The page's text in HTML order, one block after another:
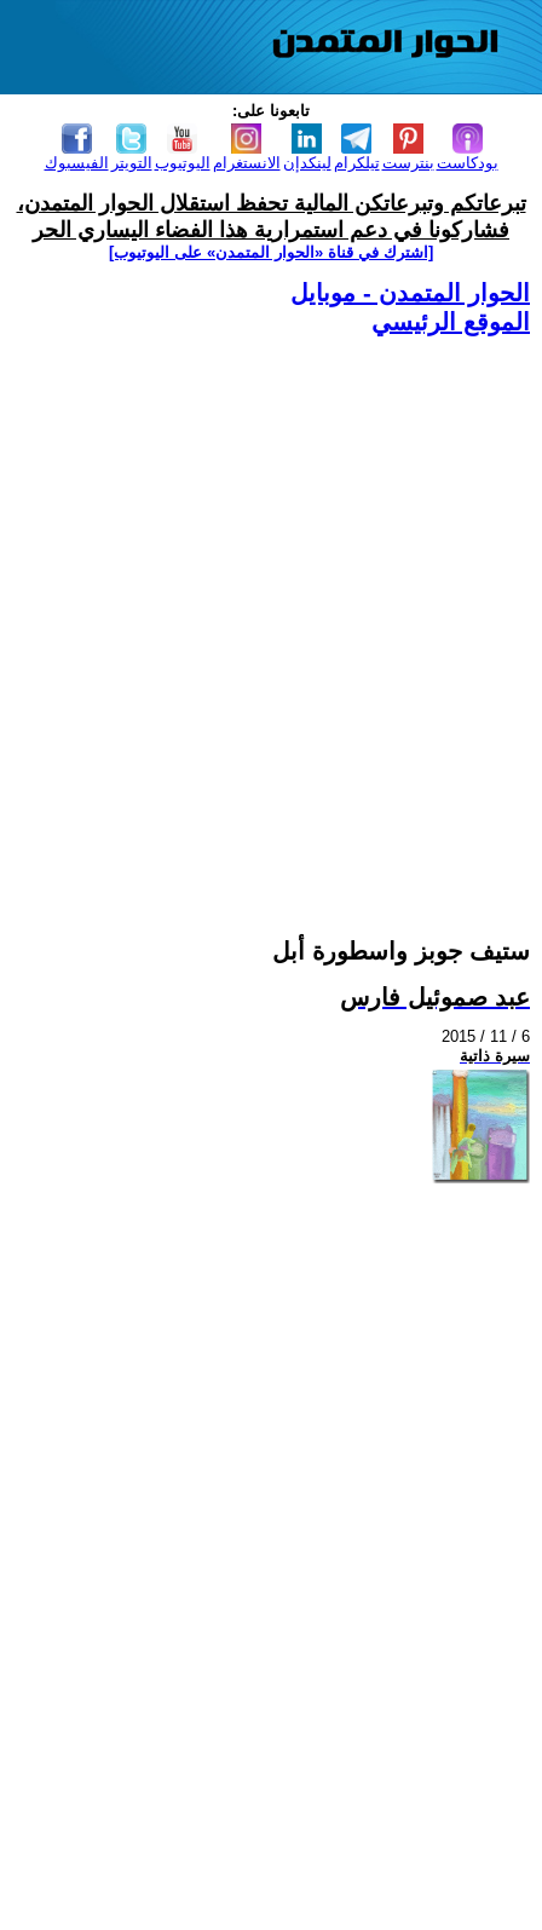
تابعونا على:
الفيسبوك التويتر اليوتيوب الانستغرام لينكدإن تيلكرامبنترست بودكاست
تبرعاتكم وتبرعاتكن المالية تحفظ استقلال الحوار المتمدن،
فشاركونا في دعم استمرارية هذا الفضاء اليساري الحر
[اشترك في قناة ‫«الحوار المتمدن» على اليوتيوب]
الحوار المتمدن - موبايل
الموقع الرئيسي
ستيف جوبز واسطورة أبل
عبد صموئيل فارس
2015 / 11 / 6
سيرة ذاتية